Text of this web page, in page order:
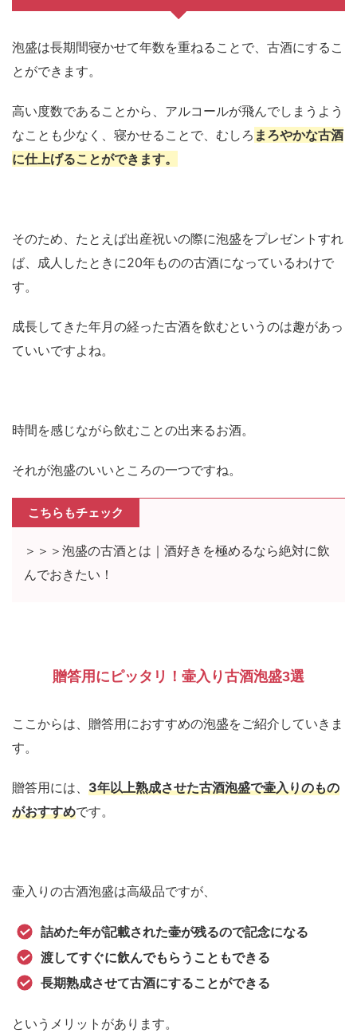
泡盛は長期間寝かせて年数を重ねることで、古酒にするこ
とができます。
高い度数であることから、アルコールが飛んでしまうよう
なことも少なく、寝かせることで、むしろ まろやかな古酒
に仕上げることができます。
そのため、たとえば出産祝いの際に泡盛をプレゼントすれ
ば、成人したときに20年ものの古酒になっているわけで
す。
成長してきた年月の経った古酒を飲むというのは趣があっ
ていいですよね。
時間を感じながら飲むことの出来るお酒。
それが泡盛のいいところの一つですね。
こちらもチェック
＞＞＞泡盛の古酒とは｜酒好きを極めるなら絶対に飲
んでおきたい！
贈答用にピッタリ！壷入り古酒泡盛3選
ここからは、贈答用におすすめの泡盛をご紹介していきま
す。
贈答用には、 3年以上熟成させた古酒泡盛で壷入りのもの
がおすすめです。
壷入りの古酒泡盛は高級品ですが、
詰めた年が記載された壷が残るので記念になる
渡してすぐに飲んでもらうこともできる
長期熟成させて古酒にすることができる
というメリットがあります。